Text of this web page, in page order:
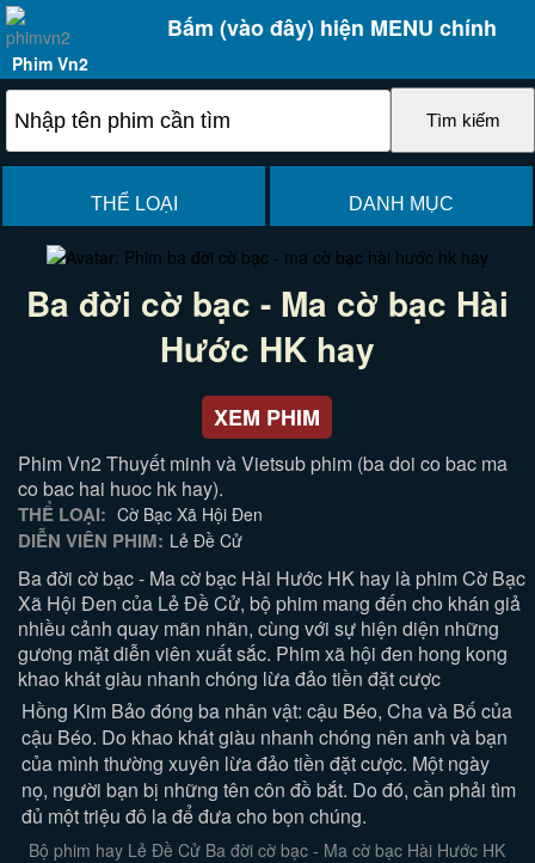
Bấm (vào đây) hiện MENU chính
Phim Vn2
THỂ LOẠI DANH MỤC
Ba đời cờ bạc - Ma cờ bạc Hài
Hước HK hay
XEM PHIM
Phim Vn2 Thuyết minh và Vietsub phim (ba doi co bac ma
co bac hai huoc hk hay).
THỂ LOẠI: Cờ Bạc Xã Hội Đen
DIỄN VIÊN PHIM: Lẻ Đề Cử
Ba đời cờ bạc - Ma cờ bạc Hài Hước HK hay là phim Cờ Bạc
Xã Hội Đen của Lẻ Đề Cử, bộ phim mang đến cho khán giả
nhiều cảnh quay mãn nhãn, cùng với sự hiện diện những
gương mặt diễn viên xuất sắc. Phim xã hội đen hong kong
khao khát giàu nhanh chóng lừa đảo tiền đặt cược
Hồng Kim Bảo đóng ba nhân vật: cậu Béo, Cha và Bố của
cậu Béo. Do khao khát giàu nhanh chóng nên anh và bạn
của mình thường xuyên lừa đảo tiền đặt cược. Một ngày
nọ, người bạn bị những tên côn đồ bắt. Do đó, cần phải tìm
đủ một triệu đô la để đưa cho bọn chúng.
Bộ phim hay Lẻ Đề Cử Ba đời cờ bạc - Ma cờ bạc Hài Hước HK